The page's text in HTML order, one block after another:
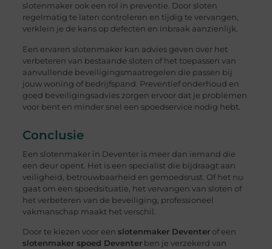
slotenmaker ook een rol in preventie. Door sloten
regelmatig te laten controleren en tijdig te vervangen,
verklein je de kans op defecten en inbraak aanzienlijk.
Een ervaren slotenmaker kan advies geven over het
verbeteren van bestaande sloten of het toepassen van
aanvullende beveiligingsmaatregelen die passen bij
jouw woning of bedrijfspand. Preventief onderhoud en
goed beveiligingsadvies zorgen ervoor dat je problemen
voor bent en minder snel een spoedservice nodig hebt.
Conclusie
Een slotenmaker in Deventer is meer dan iemand die
een deur opent. Het is een specialist die bijdraagt aan
veiligheid, betrouwbaarheid en gemoedsrust. Of het nu
gaat om een spoedsituatie, het vervangen van sloten of
het verbeteren van de beveiliging, professioneel
vakmanschap maakt het verschil.
Door te kiezen voor een slotenmaker Deventerof een
slotenmaker spoed Deventerben je verzekerd van